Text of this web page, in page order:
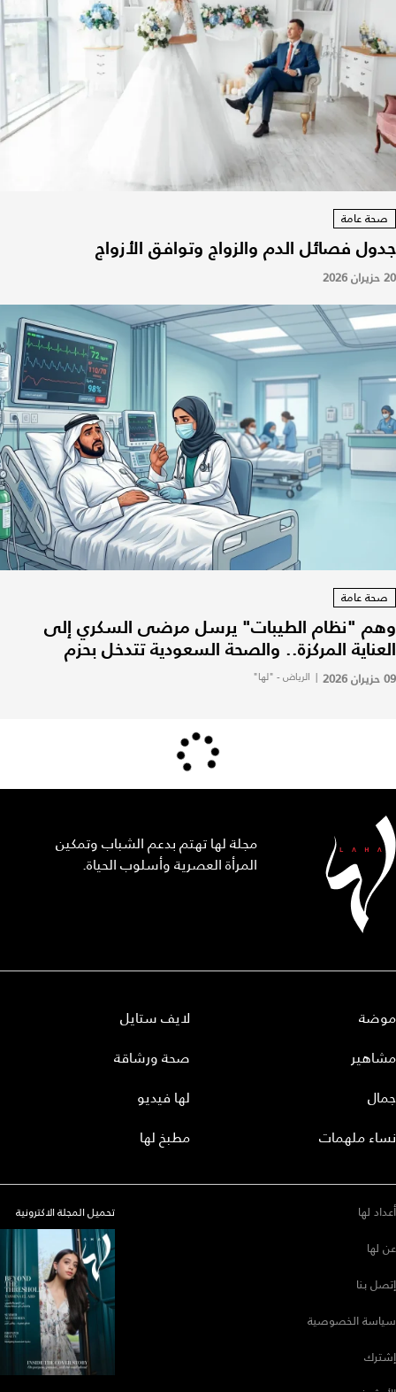
صحة عامة
جدول فصائل الدم والزواج وتوافق الأزواج
20 حزيران 2026
صحة عامة
وهم "نظام الطيبات" يرسل مرضى السكري إلى
العناية المركزة.. والصحة السعودية تتدخل بحزم
09 حزيران 2026 | الرياض - "لها"
مجلة لها تهتم بدعم الشباب وتمكين
المرأة العصرية وأسلوب الحياة.
موضة
مشاهير
جمال
نساء ملهمات
لايف ستايل
صحة ورشاقة
لها فيديو
مطبخ لها
أعداد لها
عن لها
إتصل بنا
سياسة الخصوصية
إشترك
تحميل المجلة الاكترونية